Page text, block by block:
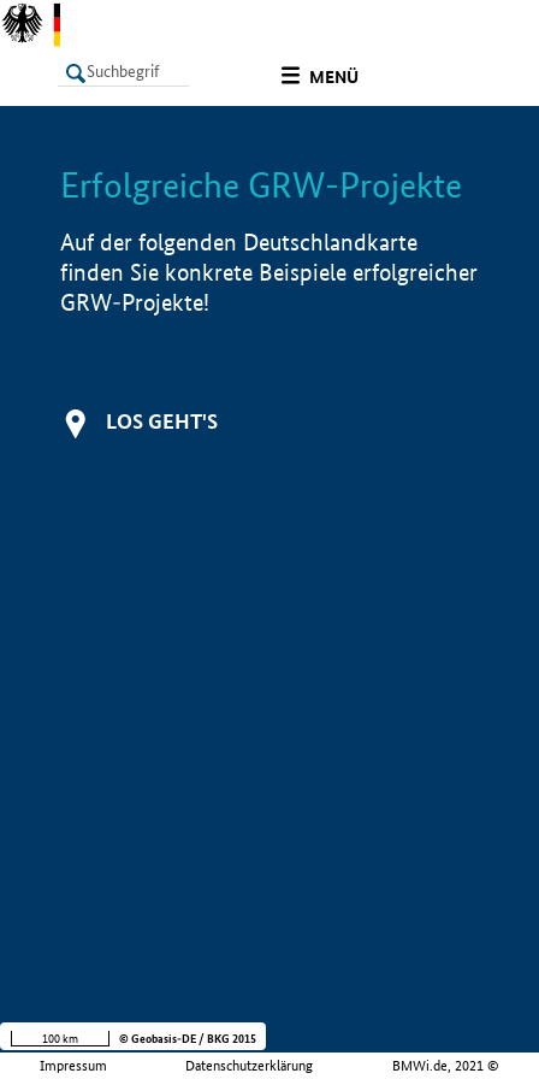
MENÜ
LISTE Info
Erfolgreiche GRW-Projekte
Auf der folgenden Deutschlandkarte
finden Sie konkrete Beispiele erfolgreicher
GRW-Projekte!
LOS GEHT'S
Impressum Datenschutzerklärung BMWi.de, 2021 ©
100 km © Geobasis-DE / BKG 2015